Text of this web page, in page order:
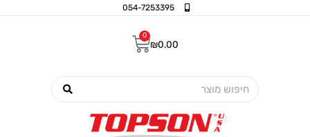
054-7253395
₪0.00
0
עגלת